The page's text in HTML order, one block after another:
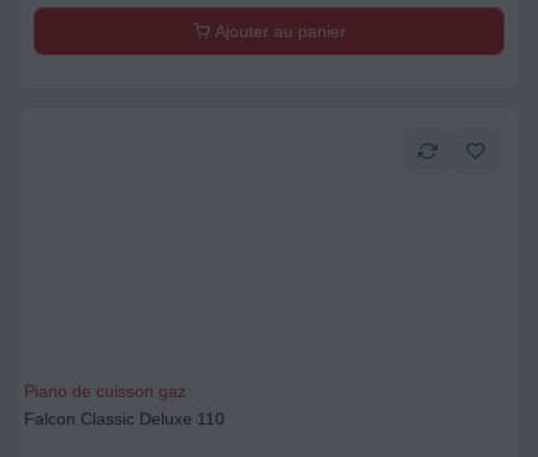
Ajouter au panier
Piano de cuisson gaz
Falcon Classic Deluxe 110